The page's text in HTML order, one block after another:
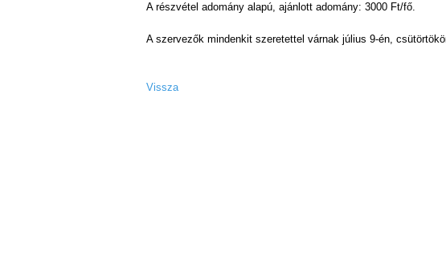
A részvétel adomány alapú, ajánlott adomány: 3000 Ft/fő.
A szervezők mindenkit szeretettel várnak július 9-én,
Vissza